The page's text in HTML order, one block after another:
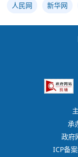
人民网 新华网
承
政府
ICP备